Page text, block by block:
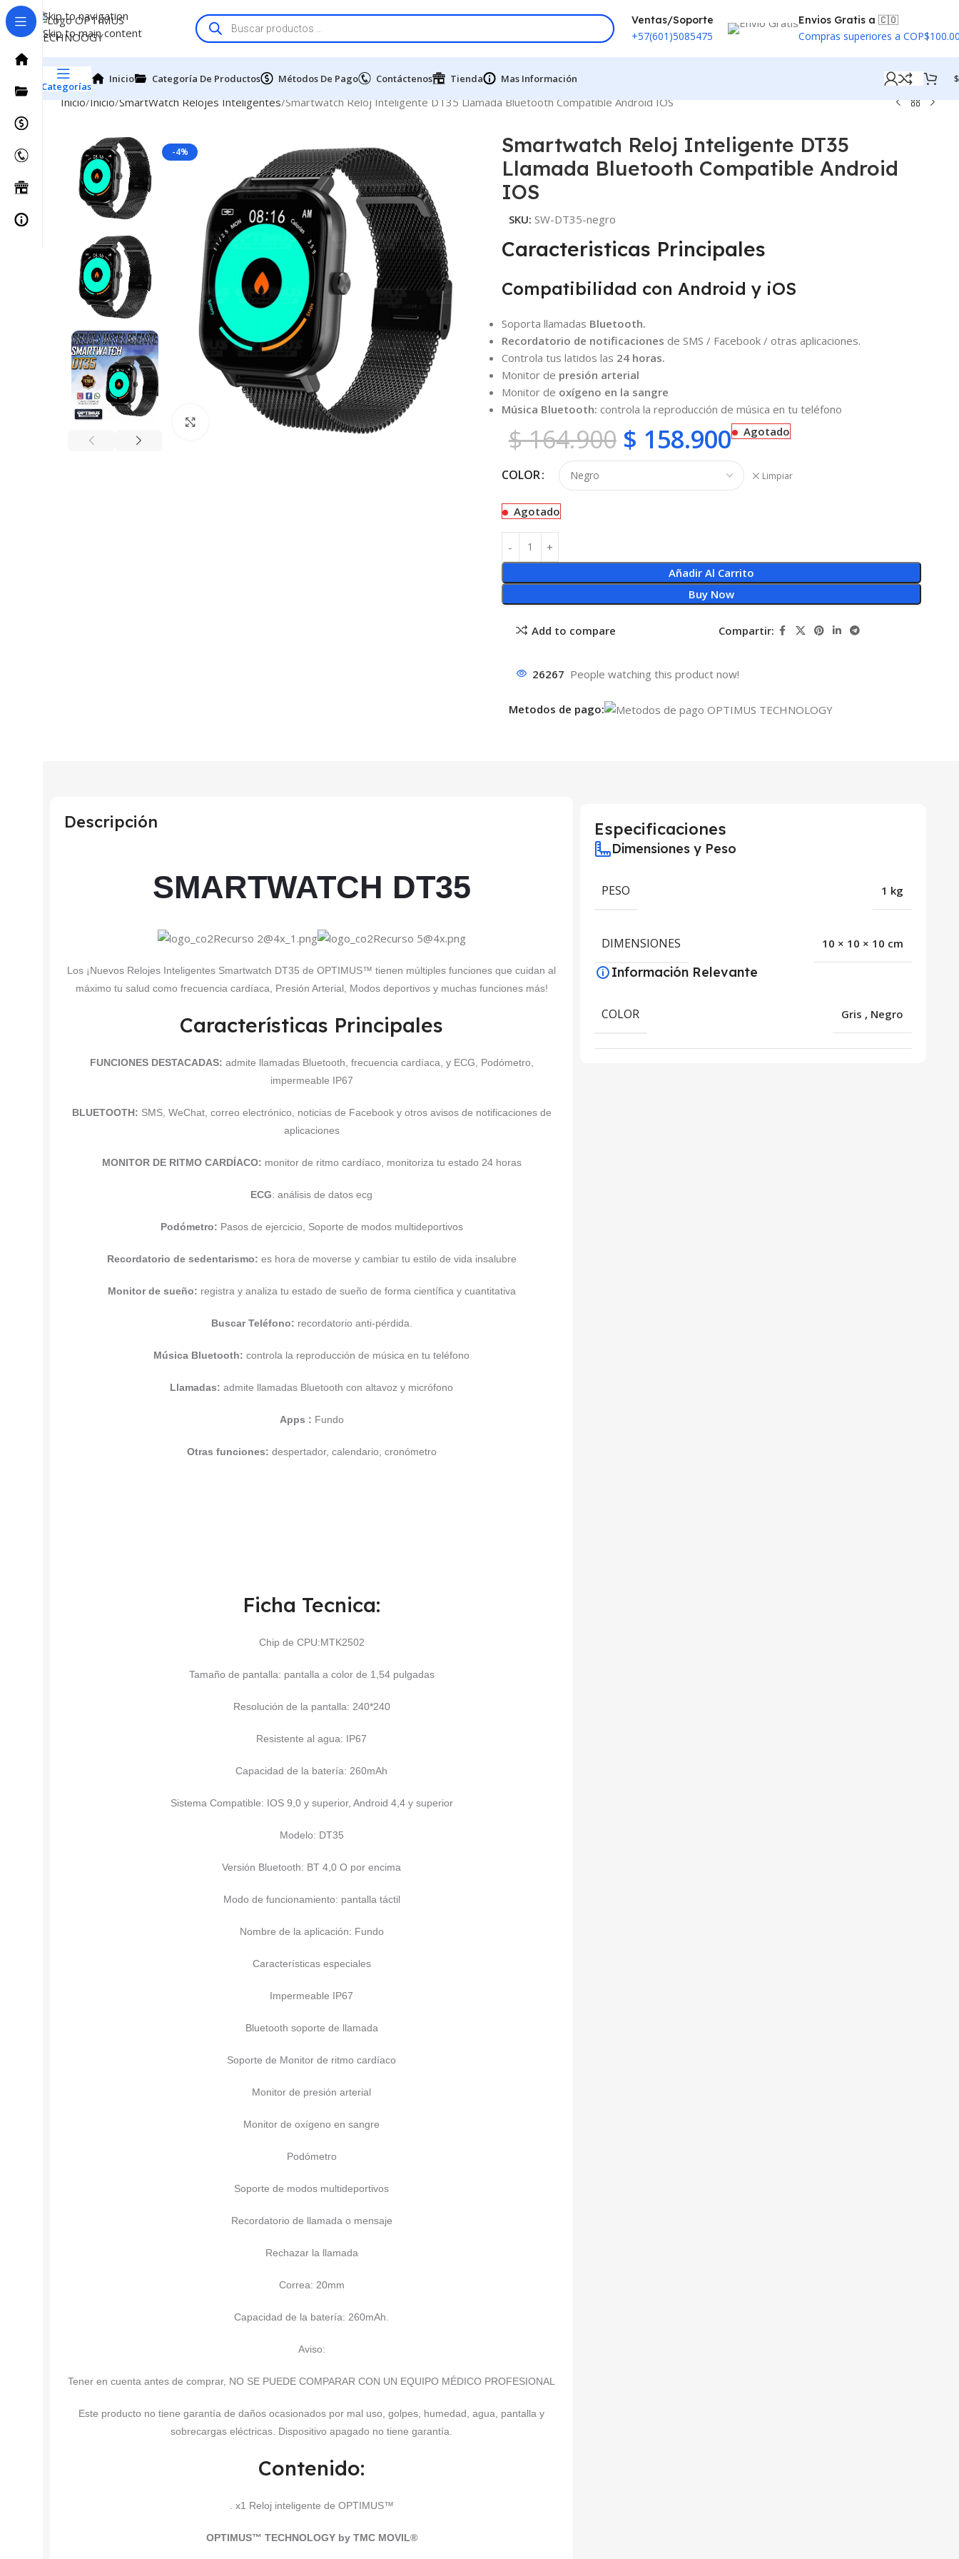
Skip to navigation
Skip to main content
Ventas/Soporte
+57(601)5085475
Envios Gratis a 🇨🇴
Compras superiores a
Categorías
Inicio Categoría De Productos Métodos De Pago Contáctenos Tienda Mas Información $
Inicio Inicio SmartWatch Relojes Inteligentes Smartwatch Reloj Inteligente DT35 Llamada Bluetooth Compatible Android IOS
-4%
Click to enlarge
Smartwatch Reloj Inteligente DT35
Llamada Bluetooth Compatible Android
IOS
SKU: SW-DT35-negro
Caracteristicas Principales
Compatibilidad con Android y iOS
Soporta llamadas Bluetooth.
Recordatorio de notificaciones de SMS / Facebook / otras aplicaciones.
Controla tus latidos las 24 horas.
Monitor de presión arterial
Monitor de oxígeno en la sangre
Música Bluetooth: controla la reproducción de música en tu teléfono
$164.900 $ 158.900 Agotado
COLOR Limpiar
Agotado
Añadir Al Carrito
Buy Now
Add to compare Compartir:
26267 People watching this product now!
Metodos de pago:
Descripción
SMARTWATCH DT35
Los ¡Nuevos Relojes Inteligentes Smartwatch DT35 de OPTIMUS™ tienen múltiples funciones que cuidan al
máximo tu salud como frecuencia cardíaca, Presión Arterial, Modos deportivos y muchas funciones más!
Características Principales
FUNCIONES DESTACADAS: admite llamadas Bluetooth, frecuencia cardíaca, y ECG, Podómetro,
impermeable IP67
BLUETOOTH: SMS, WeChat, correo electrónico, noticias de Facebook y otros avisos de notificaciones de
aplicaciones
MONITOR DE RITMO CARDÍACO: monitor de ritmo cardíaco, monitoriza tu estado 24 horas
ECG: análisis de datos ecg
Podómetro: Pasos de ejercicio, Soporte de modos multideportivos
Recordatorio de sedentarismo: es hora de moverse y cambiar tu estilo de vida insalubre
Monitor de sueño: registra y analiza tu estado de sueño de forma científica y cuantitativa
Buscar Teléfono: recordatorio anti-pérdida.
Música Bluetooth: controla la reproducción de música en tu teléfono
Llamadas: admite llamadas Bluetooth con altavoz y micrófono
Apps : Fundo
Otras funciones: despertador, calendario, cronómetro
Ficha Tecnica:
Chip de CPU:MTK2502
Tamaño de pantalla: pantalla a color de 1,54 pulgadas
Resolución de la pantalla: 240*240
Resistente al agua: IP67
Capacidad de la batería: 260mAh
Sistema Compatible: IOS 9,0 y superior, Android 4,4 y superior
Modelo: DT35
Versión Bluetooth: BT 4,0 O por encima
Modo de funcionamiento: pantalla táctil
Nombre de la aplicación: Fundo
Características especiales
Impermeable IP67
Bluetooth soporte de llamada
Soporte de Monitor de ritmo cardíaco
Monitor de presión arterial
Monitor de oxígeno en sangre
Podómetro
Soporte de modos multideportivos
Recordatorio de llamada o mensaje
Rechazar la llamada
Correa: 20mm
Capacidad de la batería: 260mAh.
Aviso:
Tener en cuenta antes de comprar, NO SE PUEDE COMPARAR CON UN EQUIPO MÉDICO PROFESIONAL
Este producto no tiene garantía de daños ocasionados por mal uso, golpes, humedad, agua, pantalla y
sobrecargas eléctricas. Dispositivo apagado no tiene garantía.
Contenido:
. x1 Reloj inteligente de OPTIMUS™
OPTIMUS™ TECHNOLOGY by TMC MOVIL®
Especificaciones
Dimensiones y Peso
PESO 1 kg
DIMENSIONES 10 × 10 × 10 cm
Información Relevante
COLOR Gris , Negro